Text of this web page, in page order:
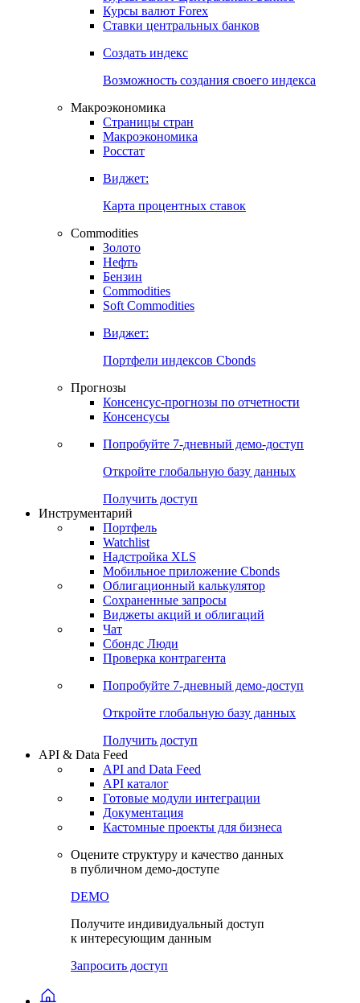
Индикаторы рынка
Поиск индексов
Курсы валют Центральных Банков
Ставки центральных банков
Создать индекс
Возможность создания своего индекса
Страницы стран
Росстат
Виджет:
Карта процентных ставок
Commodities
Золото
Бензин
Soft Commodities
Виджет:
Портфели индексов Cbonds
Прогнозы
Консенсусы
Попробуйте7-дневный
Откройте глобальную базу данных
Получить доступ
Инструментарий
Портфель
Watchlist
Надстройка XLS
Мобильное приложение Cbonds
Облигационный калькулятор
Сохраненные запросы
Чат
Проверка контрагента
Попробуйте7-дневный
Откройте глобальную базу данных
Получить доступ
API & Data Feed
API and Data Feed
Готовые модули интеграции
Документация
в публичном демо-доступе